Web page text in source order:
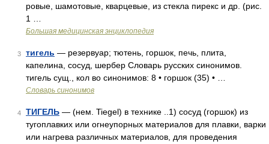
ровые, шамотовые, кварцевые, из стекла пирекс и др. (рис.
1 …
Большая медицинская энциклопедия
3 тигель — резервуар; тютень, горшок, печь, плита,
капелина, сосуд, шербер Словарь русских синонимов.
тигель сущ., кол во синонимов: 8 • горшок (35) • …
Словарь синонимов
4 ТИГЕЛЬ — (нем. Tiegel) в технике ..1) сосуд (горшок) из
тугоплавких или огнеупорных материалов для плавки, варки
или нагрева различных материалов, для проведения